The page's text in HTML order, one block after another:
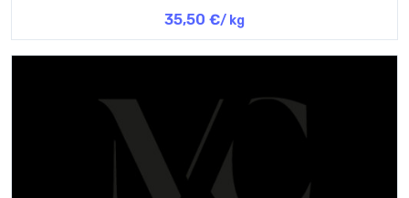
35,50 €/ kg